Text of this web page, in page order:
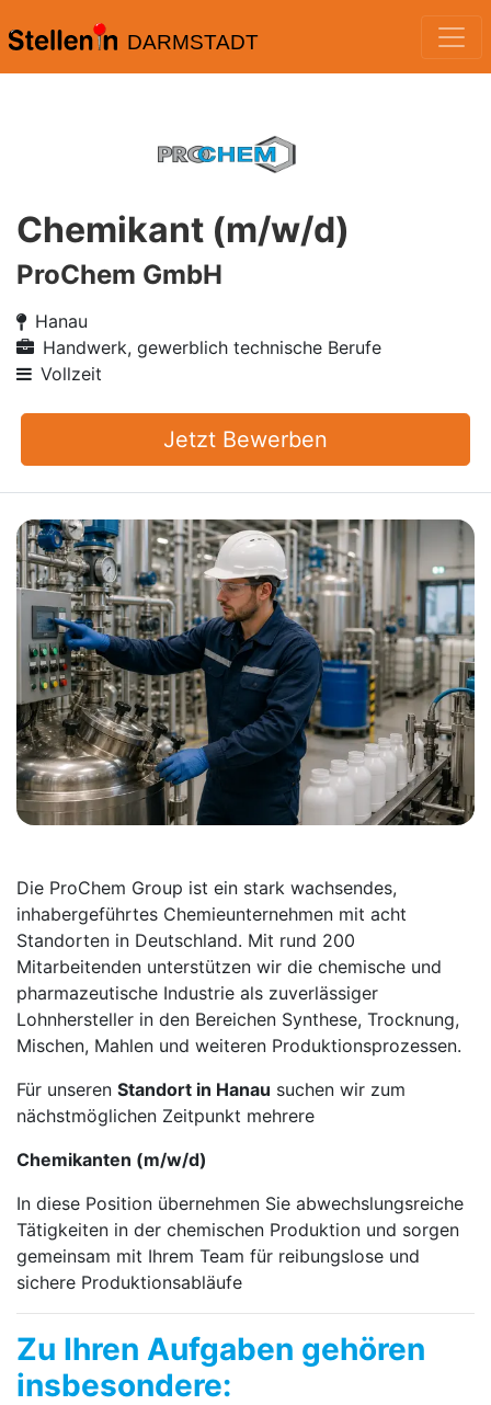
DARMSTADT
Chemikant (m/w/d)
ProChem GmbH
Hanau
Handwerk, gewerblich technische Berufe
Vollzeit
Jetzt Bewerben
Die ProChem Group ist ein stark wachsendes,
inhabergeführtes Chemieunternehmen mit acht
Standorten in Deutschland. Mit rund 200
Mitarbeitenden unterstützen wir die chemische und
pharmazeutische Industrie als zuverlässiger
Lohnhersteller in den Bereichen Synthese, Trocknung,
Mischen, Mahlen und weiteren Produktionsprozessen.
Für unseren Standort in Hanau suchen wir zum
nächstmöglichen Zeitpunkt mehrere
Chemikanten (m/w/d)
In diese Position übernehmen Sie abwechslungsreiche
Tätigkeiten in der chemischen Produktion und sorgen
gemeinsam mit Ihrem Team für reibungslose und
sichere Produktionsabläufe
Zu Ihren Aufgaben gehören
insbesondere: